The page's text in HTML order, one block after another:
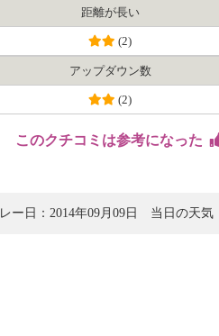
距離が長い
(2)
アップダウン数
(2)
このクチコミは参考になった
ー日：2014年09月09日 当日の天気